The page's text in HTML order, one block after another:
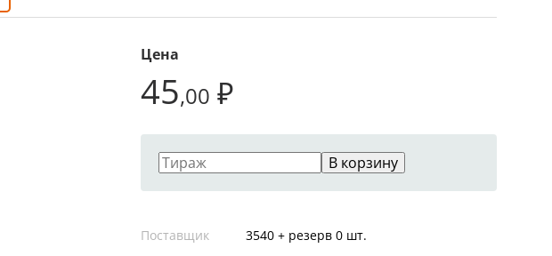
Цена
45,00 ₽
В корзину
Поставщик 3540 + резерв 0 шт.